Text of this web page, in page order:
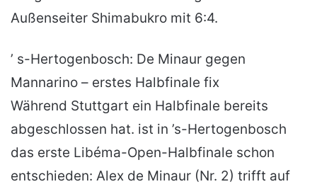
Außenseiter Shimabukro mit 6:4.
’ s-Hertogenbosch: De Minaur gegen
Mannarino – erstes Halbfinale fix
Während Stuttgart ein Halbfinale bereits
abgeschlossen hat. ist in ’s-Hertogenbosch
das erste Libéma-Open-Halbfinale schon
entschieden: Alex de Minaur (Nr. 2) trifft auf